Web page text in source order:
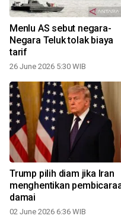
Menlu AS sebut negara-
Negara Teluk tolak biaya
tarif
26 June 2026 5:30 WIB
Trump pilih diam jika Iran
menghentikan
damai
02 June 2026 6:36 WIB